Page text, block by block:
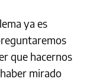
ya es
que hacernos
mirado